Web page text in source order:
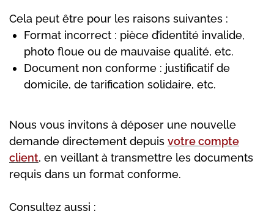
Cela peut être pour les raisons suivantes :
Format incorrect : pièce d’identité invalide,
photo floue ou de mauvaise qualité, etc.
Document non conforme : justificatif de
domicile, de tarification solidaire, etc.
Nous vous invitons à déposer une nouvelle
demande directement depuis votre compte
client, en veillant à transmettre les documents
requis dans un format conforme.
Consultez aussi :